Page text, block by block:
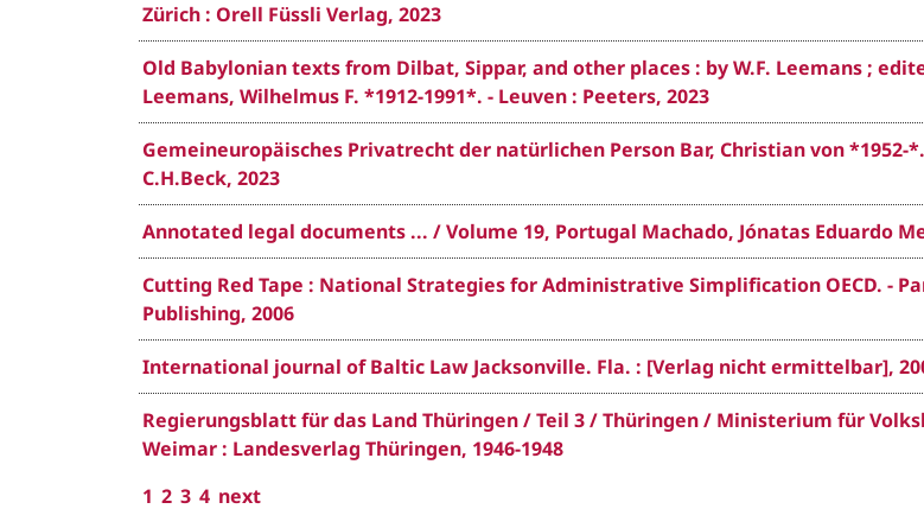
Zürich : Orell Füssli Verlag, 2023
Old Babylonian texts from Dilbat, Sippar, and other places : by W.F. Leemans ;
Leemans, Wilhelmus F. *1912-1991*. - Leuven : Peeters, 2023
Gemeineuropäisches Privatrecht der natürlichen Person Bar, Christian von *1952-
C.H.Beck, 2023
Annotated legal documents ... / Volume 19, Portugal Machado, Jónatas Eduardo
Cutting Red Tape : National Strategies for Administrative Simplification OECD. -
Publishing, 2006
International journal of Baltic Law Jacksonville. Fla. : [Verlag nicht ermittelbar],
Regierungsblatt für das Land Thüringen / Teil 3 / Thüringen / Ministerium für
Weimar : Landesverlag Thüringen, 1946-1948
1 2 3 4 next